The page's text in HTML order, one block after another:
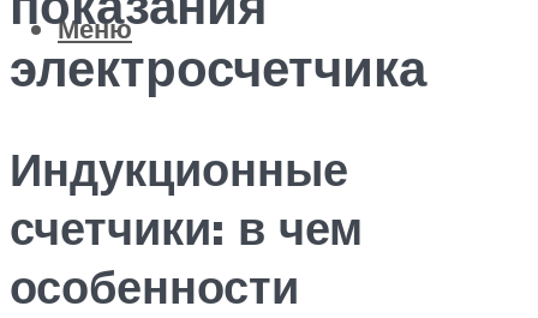
Меню
электросчетчика
Индукционные
счетчики: в чем
особенности